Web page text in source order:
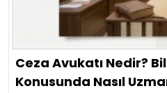
Ceza Avukatı Nedir?
Konusunda Nasıl